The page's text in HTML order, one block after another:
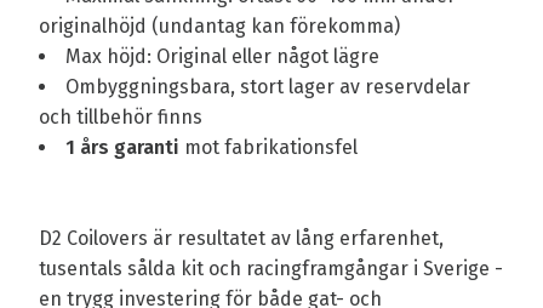
originalhöjd (undantag kan förekomma)
Max höjd: Original eller något lägre
Ombyggningsbara, stort lager av reservdelar
och tillbehör finns
1 års garanti mot fabrikationsfel
D2 Coilovers är resultatet av lång erfarenhet,
tusentals sålda kit och racingframgångar i Sverige -
en trygg investering för både gat- och